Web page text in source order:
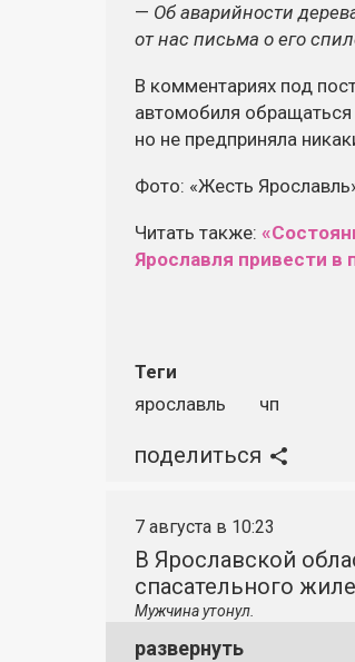
— Об аварийности
от нас письма о его
В комментариях под
автомобиля
но не предприняла
Фото: «Жесть
Читать также:
Ярославля привести
Теги
ярославль
чп
поделиться
7 августа в 10:23
В Ярославской
спасательного
Мужчина утонул.
развернуть